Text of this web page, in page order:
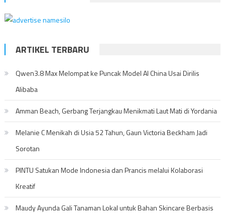
ARTIKEL TERBARU
Qwen3.8 Max Melompat ke Puncak Model AI China Usai Dirilis
Alibaba
Amman Beach, Gerbang Terjangkau Menikmati Laut Mati di Yordania
Melanie C Menikah di Usia 52 Tahun, Gaun Victoria Beckham Jadi
Sorotan
PINTU Satukan Mode Indonesia dan Prancis melalui Kolaborasi
Kreatif
Maudy Ayunda Gali Tanaman Lokal untuk Bahan Skincare Berbasis